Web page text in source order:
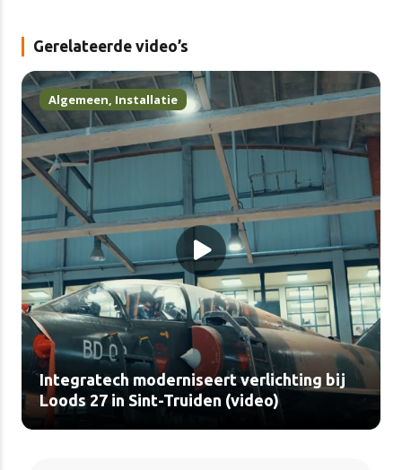
Gerelateerde video’s
Algemeen, Installatie
Integratech moderniseert verlichting bij
Loods 27 in Sint-Truiden (video)